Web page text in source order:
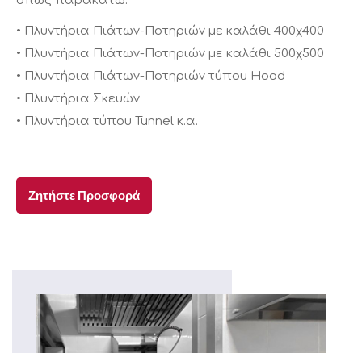
• Πλυντήρια Πιάτων-Ποτηριών με καλάθι 400χ400
• Πλυντήρια Πιάτων-Ποτηριών με καλάθι 500χ500
• Πλυντήρια Πιάτων-Ποτηριών τύπου Hood
• Πλυντήρια Σκευών
• Πλυντήρια τύπου Tunnel κ.α.
Ζητήστε Προσφορά